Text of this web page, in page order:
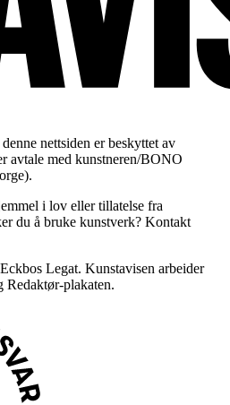
nettsiden er beskyttet av
avtale med kunstneren/BONO
i lov eller tillatelse fra
du å bruke kunstverk? Kontakt
Legat. Kunstavisen arbeider
Redaktør-plakaten.